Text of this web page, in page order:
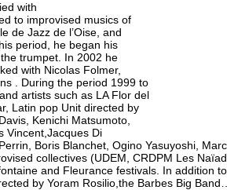
with
to improvised musics of
de Jazz de l’Oise, and
period, he began his
trumpet. In 2002 he
with Nicolas Folmer,
. During the period 1999 to
artists such as LA Flor del
Latin pop Unit directed by
Kenichi Matsumoto,
Vincent,Jacques Di
Boris Blanchet, Ogino Yasuyoshi,
collectives (UDEM, CRDPM Les
and Fleurance festivals. In addition
by Yoram Rosilio,the Barbes Big